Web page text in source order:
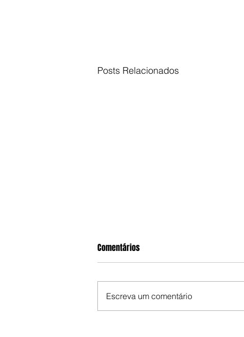
Posts Relacionados
Comentários
Escreva um comentário